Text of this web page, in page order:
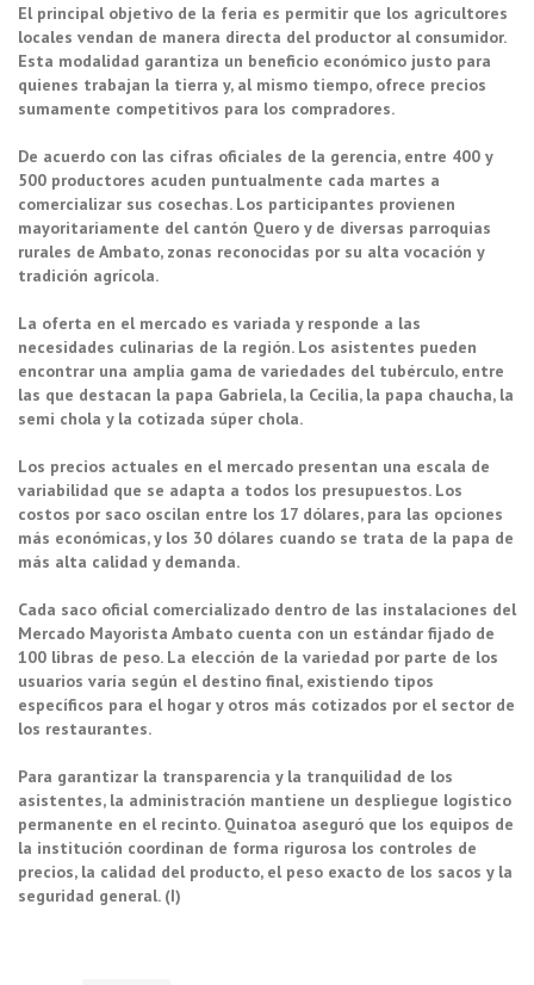
El principal objetivo de la feria es permitir que los agricultores
locales vendan de manera directa del productor al consumidor.
Esta modalidad garantiza un beneficio económico justo para
quienes trabajan la tierra y, al mismo tiempo, ofrece precios
sumamente competitivos para los compradores.
De acuerdo con las cifras oficiales de la gerencia, entre 400 y
500 productores acuden puntualmente cada martes a
comercializar sus cosechas. Los participantes provienen
mayoritariamente del cantón Quero y de diversas parroquias
rurales de Ambato, zonas reconocidas por su alta vocación y
tradición agrícola.
La oferta en el mercado es variada y responde a las
necesidades culinarias de la región. Los asistentes pueden
encontrar una amplia gama de variedades del tubérculo, entre
las que destacan la papa Gabriela, la Cecilia, la papa chaucha, la
semi chola y la cotizada súper chola.
Los precios actuales en el mercado presentan una escala de
variabilidad que se adapta a todos los presupuestos. Los
costos por saco oscilan entre los 17 dólares, para las opciones
más económicas, y los 30 dólares cuando se trata de la papa de
más alta calidad y demanda.
Cada saco oficial comercializado dentro de las instalaciones del
Mercado Mayorista Ambato cuenta con un estándar fijado de
100 libras de peso. La elección de la variedad por parte de los
usuarios varía según el destino final, existiendo tipos
específicos para el hogar y otros más cotizados por el sector de
los restaurantes.
Para garantizar la transparencia y la tranquilidad de los
asistentes, la administración mantiene un despliegue logístico
permanente en el recinto. Quinatoa aseguró que los equipos de
la institución coordinan de forma rigurosa los controles de
precios, la calidad del producto, el peso exacto de los sacos y la
seguridad general. (I)